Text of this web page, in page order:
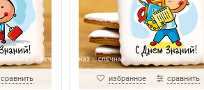
сравнить избранное сравнить